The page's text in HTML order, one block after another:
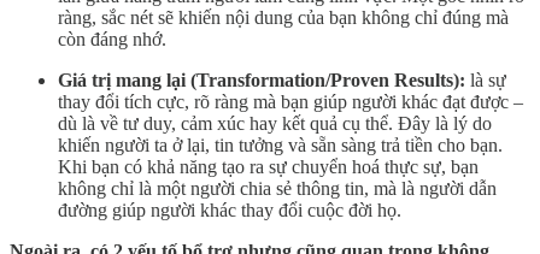
ràng, sắc nét sẽ khiến nội dung của bạn không chỉ đúng mà
còn đáng nhớ.
Giá trị mang lại (Transformation/Proven Results): là sự
thay đổi tích cực, rõ ràng mà bạn giúp người khác đạt được –
dù là về tư duy, cảm xúc hay kết quả cụ thể. Đây là lý do
khiến người ta ở lại, tin tưởng và sẵn sàng trả tiền cho bạn.
Khi bạn có khả năng tạo ra sự chuyển hoá thực sự, bạn
không chỉ là một người chia sẻ thông tin, mà là người dẫn
đường giúp người khác thay đổi cuộc đời họ.